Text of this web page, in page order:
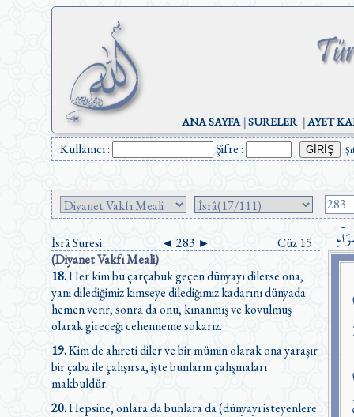
ANA SAYFA|SURELER|AYET
Kullanıcı : Şifre :
İsrâ Suresi ◄ 283 ►
Cüz 15
(Diyanet Vakfı Meali)
18.Her kim bu çarçabuk geçen dünyayı dilerse ona,
yani dilediğimiz kimseye dilediğimiz kadarını dünyada
hemen verir, sonra da onu, kınanmış ve kovulmuş
olarak gireceği cehenneme sokarız.
19.Kim de ahireti diler ve bir mümin olarak ona yaraşır
bir çaba ile çalışırsa, işte bunların çalışmaları
makbuldür.
20.Hepsine, onlara da bunlara da (dünyayı isteyenlere